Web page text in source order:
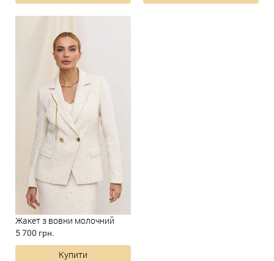
Жакет з вовни молочний
5 700 грн.
Купити